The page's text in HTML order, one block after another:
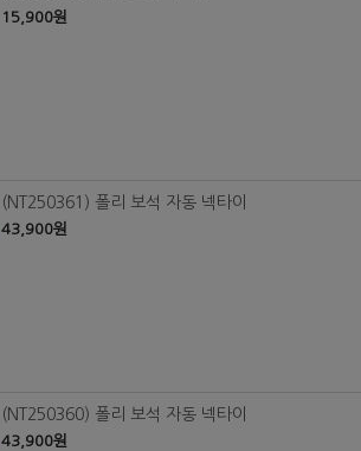
15,900원
(NT250361) 폴리 보석 자동 넥타이
43,900원
(NT250360) 폴리 보석 자동 넥타이
43,900원